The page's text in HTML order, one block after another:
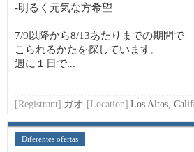
-明るく元気な方希望
7/9以降から8/13あたりまでの期間
こられるかたを探しています。
週に１日で...
[Registrant] ガオ [Location] Los Altos,
Diferentes ofertas